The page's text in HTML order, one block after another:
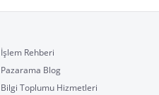
İşlem Rehberi
Pazarama Blog
Bilgi Toplumu Hizmetleri